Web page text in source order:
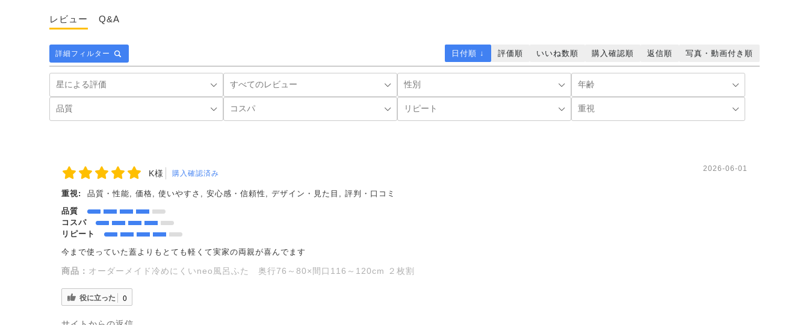
レビュー Q&A
詳細フィルター 日付順 ↓ 評価順 いいね数順 購入確認順 返信順 写真・動画付き順
K様 購入確認済み
2026-06-01
重視:
品質・性能, 価格, 使いやすさ, 安心感・信頼性, デザイン・見た目, 評判・口コミ
品質
コスパ
リピート
今まで使っていた蓋よりもとても軽くて実家の両親が喜んでます
商品： オーダーメイド冷めにくいneo風呂ふた 奥行76～80×間口116～120cm ２枚割
役に立った 0